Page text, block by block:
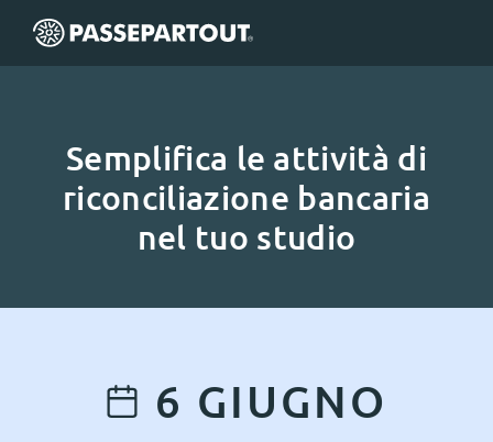
Semplifica le attività di
riconciliazione bancaria
nel tuo studio
6 GIUGNO